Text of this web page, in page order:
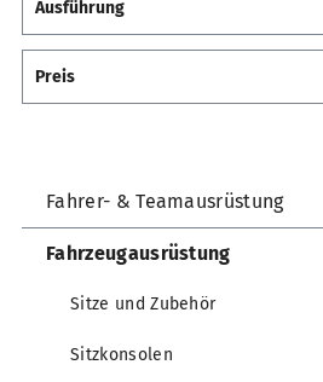
Fahrer- & Teamausrüstung
Fahrzeugausrüstung
Sitze und Zubehör
Sitzkonsolen
Ausführung
Preis